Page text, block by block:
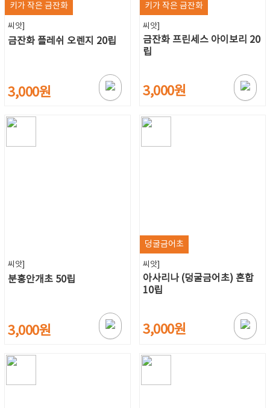
키가 작은 금잔화
씨앗]
금잔화 플레쉬 오렌지 20립
3,000원
키가 작은 금잔화
씨앗]
금잔화 프린세스 아이보리 20
립
3,000원
씨앗]
분홍안개초 50립
3,000원
덩굴금어초
씨앗]
아사리나 (덩굴금어초) 혼합
10립
3,000원